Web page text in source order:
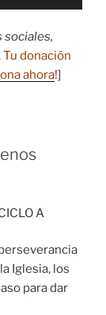
sociales,
Tu donación
ahora!]
A
Iglesia, los
para dar